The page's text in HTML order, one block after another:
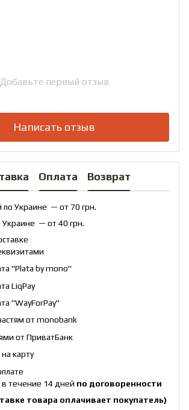
Добавьте первый отзыв
Написать отзыв
Оплата Возврат
по Украине — от 70 грн.
— от 40 грн.
"Plata by mono"
LiqPay
"WayForPay"
от monobank
от ПриватБанк
карту
в течение 14 дней по договоренности
товара оплачивает покупатель)